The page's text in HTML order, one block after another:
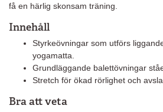
få en härlig skonsam träning.
Innehåll
Styrkeövningar som utförs
yogamatta.
Grundläggande balettövningar
Stretch för ökad rörlighet och
Bra att veta